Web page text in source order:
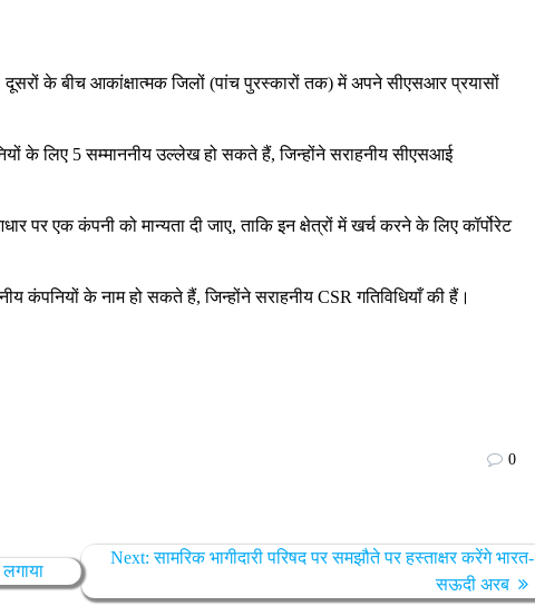
दूसरों के बीच आकांक्षात्मक जिलों (पांच पुरस्कारों तक) में अपने सीएसआर प्रयासों
के लिए 5 सम्माननीय उल्लेख हो सकते हैं, जिन्होंने सराहनीय सीएसआई
पर एक कंपनी को मान्यता दी जाए, ताकि इन क्षेत्रों में खर्च करने के लिए कॉर्पोरेट
कंपनियों के नाम हो सकते हैं, जिन्होंने सराहनीय CSR गतिविधियाँ की हैं।
0
Next: सामरिक भागीदारी परिषद पर समझौते पर हस्ताक्षर करेंगे भारत-
सऊदी अरब